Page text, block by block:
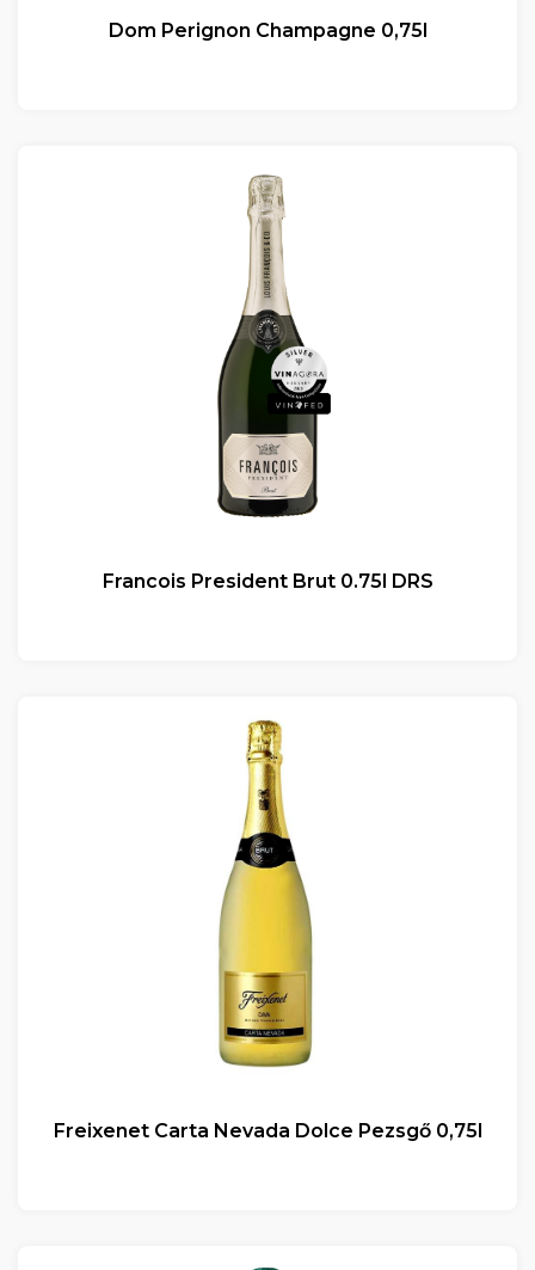
Dom Perignon Champagne 0,75l
Francois President Brut 0.75l DRS
Freixenet Carta Nevada Dolce Pezsgő 0,75l